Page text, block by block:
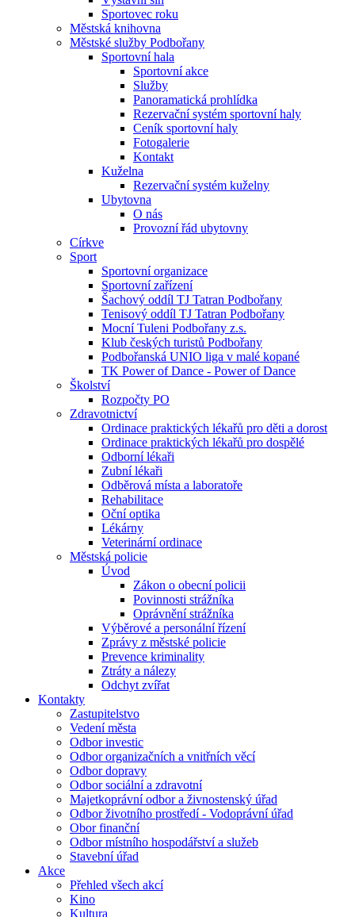
Sportovec roku
Městská knihovna
Městské služby Podbořany
Sportovní hala
Sportovní akce
Služby
Panoramatická prohlídka
Rezervační systém sportovní haly
Ceník sportovní haly
Fotogalerie
Kontakt
Kuželna
Rezervační systém kuželny
Ubytovna
O nás
Provozní řád ubytovny
Církve
Sport
Sportovní organizace
Sportovní zařízení
Šachový oddíl TJ Tatran Podbořany
Tenisový oddíl TJ Tatran Podbořany
Mocní Tuleni Podbořany z.s.
Klub českých turistů Podbořany
Podbořanská UNIO liga v malé kopané
TK Power of Dance - Power of Dance
Školství
Rozpočty PO
Zdravotnictví
Ordinace praktických lékařů pro děti a dorost
Ordinace praktických lékařů pro dospělé
Odborní lékaři
Zubní lékaři
Odběrová místa a laboratoře
Rehabilitace
Oční optika
Lékárny
Veterinární ordinace
Městská policie
Úvod
Zákon o obecní policii
Povinnosti strážníka
Oprávnění strážníka
Výběrové a personální řízení
Zprávy z městské policie
Prevence kriminality
Ztráty a nálezy
Odchyt zvířat
Kontakty
Zastupitelstvo
Vedení města
Odbor investic
Odbor organizačních a vnitřních věcí
Odbor dopravy
Odbor sociální a zdravotní
Majetkoprávní odbor a živnostenský úřad
Odbor životního prostředí - Vodoprávní úřad
Obor finanční
Odbor místního hospodářství a služeb
Stavební úřad
Akce
Přehled všech akcí
Kino
Kultura